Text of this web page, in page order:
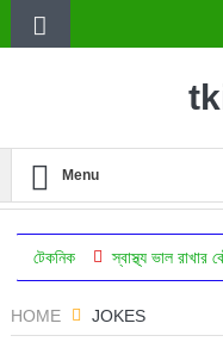
Menu
স্বাস্থ্য ভাল রাখার কৌশল বা
HOME JOKES